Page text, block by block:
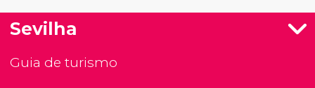
Sevilha
Guia de turismo